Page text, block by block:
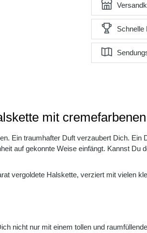
Schnelle
mit
Ein traumhafter Duft verzaubert Dich.
auf gekonnte Weise einfängt. Kannst Du
vergoldete Halskette, verziert mit vielen
nicht nur mit einem tollen und